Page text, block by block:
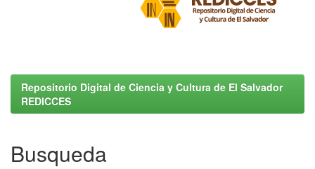
Repositorio Digital de Ciencia y Cultura de El Salvador
REDICCES
Busqueda